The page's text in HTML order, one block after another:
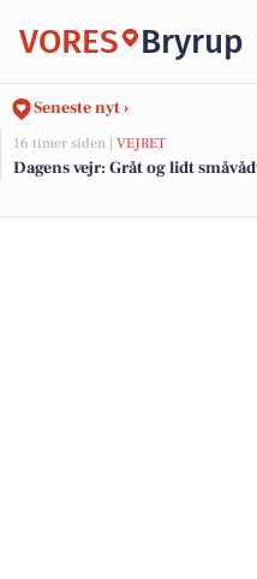
VORES Bryrup
Seneste nyt ›
16 timer siden | VEJRET
Dagens vejr: Gråt og lidt